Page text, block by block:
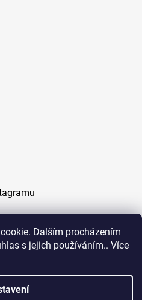
Dalším procházením
s jejich používáním.. Více
branik.cz - Všechna